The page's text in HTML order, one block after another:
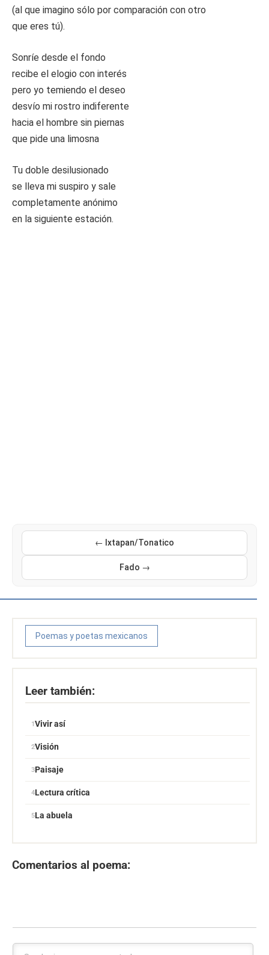
(al que imagino sólo por comparación con otro
que eres tú).
Sonríe desde el fondo
recibe el elogio con interés
pero yo temiendo el deseo
desvío mi rostro indiferente
hacia el hombre sin piernas
que pide una limosna
Tu doble desilusionado
se lleva mi suspiro y sale
completamente anónimo
en la siguiente estación.
← Ixtapan/Tonatico
Fado →
Poemas y poetas mexicanos
Leer también:
Vivir así
Visión
Paisaje
Lectura crítica
La abuela
Comentarios al poema: